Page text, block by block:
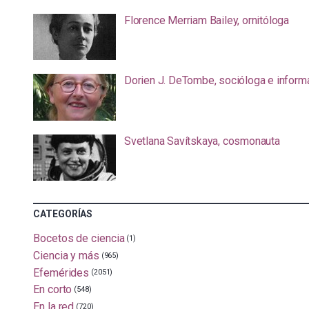
Florence Merriam Bailey, ornitóloga
Dorien J. DeTombe, socióloga e
Svetlana Savítskaya, cosmonauta
CATEGORÍAS
Bocetos de ciencia (1)
Ciencia y más (965)
Efemérides (2051)
En corto (548)
(720)